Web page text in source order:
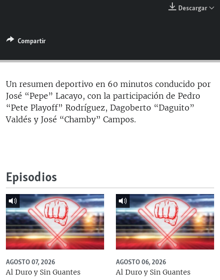
ESPECIALES
LA REALIDAD DE LA VIVIENDA EN CUBA
SER VIEJO EN CUBA
KENTU-CUBANO
LOS SANTOS DE HIALEAH
MULTIMEDIA
EDITORIALES
SÍGUENOS
Descargar
Compartir
Un resumen deportivo en 60 minutos conducido por
José “Pepe” Lacayo, con la participación de Pedro
“Pete Playoff” Rodríguez, Dagoberto “Daguito”
Valdés y José “Chamby” Campos.
Episodios
AGOSTO 07, 2026
Al Duro y Sin Guantes
AGOSTO 06, 2026
Al Duro y Sin Guantes